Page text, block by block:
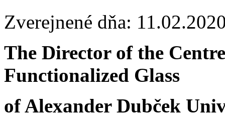
Zverejnené dňa:
The Director of the
Functionalized Glass
ofAlexander Dubček